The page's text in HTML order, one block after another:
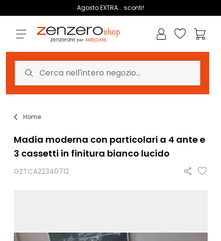
Agosto EXTRA... sconti!
Lista dei
Home
Madia moderna con particolari a 4 ante e
3 cassetti in finitura bianco lucido
GZTCA22340712